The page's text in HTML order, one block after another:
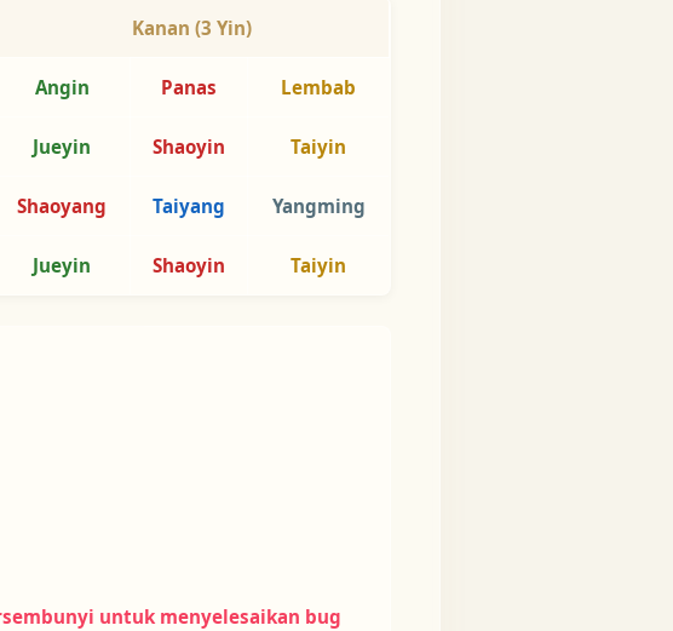
Kanan (3 Yin)
Angin Panas Lembab
Jueyin Shaoyin Taiyin
Shaoyang Taiyang Yangming
Jueyin Shaoyin Taiyin
untuk menyelesaikan bug